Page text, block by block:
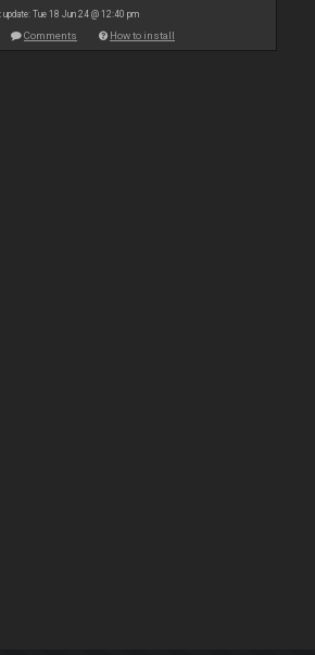
update: Tue 18 Jun 24 @ 12:40 pm
Comments How to install